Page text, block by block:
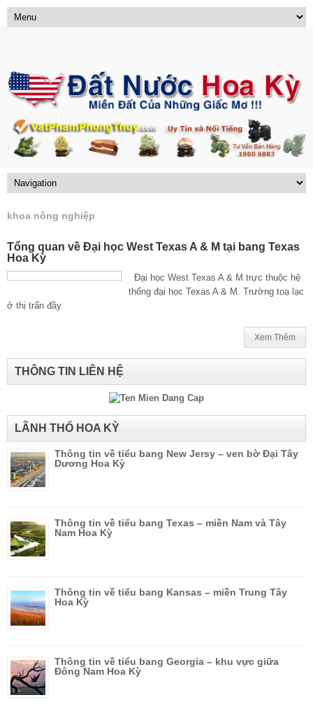
khoa nông nghiệp
Tổng quan về Đại học West Texas A & M tại bang Texas
Hoa Kỳ
Đại học West Texas A & M trực thuộc hệ
thống đại học Texas A & M. Trường toạ lạc
ở thị trấn đầy
Xem Thêm
THÔNG TIN LIÊN HỆ
LÃNH THỔ HOA KỲ
Thông tin về tiểu bang New Jersy – ven bờ Đại Tây
Dương Hoa Kỳ
Thông tin về tiểu bang Texas – miền Nam và Tây
Nam Hoa Kỳ
Thông tin về tiểu bang Kansas – miền Trung Tây
Hoa Kỳ
Thông tin về tiểu bang Georgia – khu vực giữa
Đông Nam Hoa Kỳ